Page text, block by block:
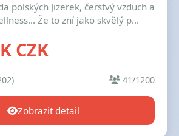
polských Jizerek, čerstvý vzduch a
Že to zní jako skvělý p...
CZK
41/1200
Zobrazit detail